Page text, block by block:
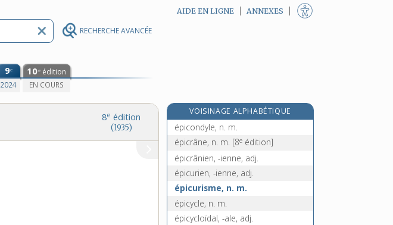
RECHERCHE AVANCÉE
AIDE EN LIGNE ANNEXES
9e
2024
10e édition
EN COURS
8e édition
(1935)
VOISINAGE ALPHABÉTIQUE
épiclèse, n. f.
épicondyle, n. m.
épicrâne, n. m. [8e édition]
épicrânien, -ienne, adj.
épicurien, -ienne, adj.
épicurisme, n. m.
épicycle, n. m.
épicycloïdal, -ale, adj.